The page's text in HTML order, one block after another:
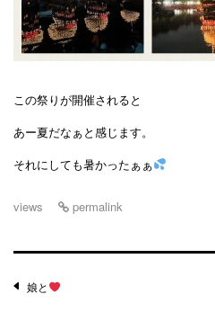
この祭りが開催されると
あー夏だなぁと感じます。
それにしても暑かったぁぁ
views permalink
Post
娘と